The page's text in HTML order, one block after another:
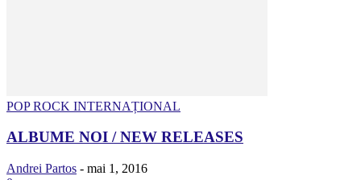
POP ROCK INTERNAȚIONAL
ALBUME NOI / NEW RELEASES
Andrei Partos - mai 1, 2016